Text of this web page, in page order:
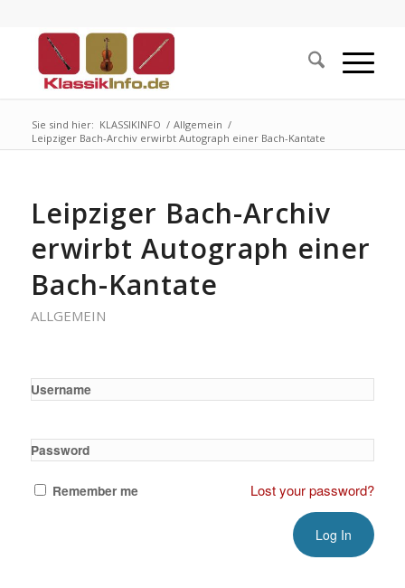
Sie sind hier: KLASSIKINFO / Allgemein /
Leipziger Bach-Archiv erwirbt Autograph einer Bach-Kantate
Leipziger Bach-Archiv
erwirbt Autograph einer
Bach-Kantate
ALLGEMEIN
Username
Password
Remember me Lost your password?